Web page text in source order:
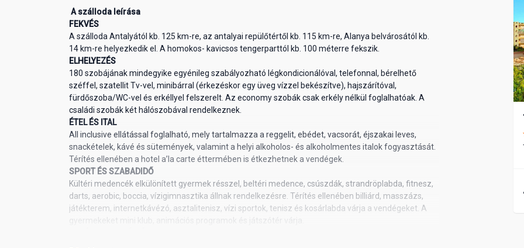
A szálloda leírása
FEKVÉS
A szálloda Antalyától kb. 125 km-re, az antalyai repülőtértől kb. 115 km-re, Alanya belvárosától kb.
14 km-re helyezkedik el. A homokos- kavicsos tengerparttól kb. 100 méterre fekszik.
ELHELYEZÉS
180 szobájának mindegyike egyénileg szabályozható légkondicionálóval, telefonnal, bérelhető
széffel, szatellit Tv-vel, minibárral (érkezéskor egy üveg vízzel bekészítve), hajszárítóval,
fürdőszoba/WC-vel és erkéllyel felszerelt. Az economy szobák csak erkély nélkül foglalhatóak. A
családi szobák két hálószobával rendelkeznek.
ÉTEL ÉS ITAL
All inclusive ellátással foglalható, mely tartalmazza a reggelit, ebédet, vacsorát, éjszakai leves,
snackételek, kávé és sütemények, valamint a helyi alkoholos- és alkoholmentes italok fogyasztását.
Térítés ellenében a hotel a’la carte éttermében is étkezhetnek a vendégek.
SPORT ÉS SZABADIDŐ
Kültéri medencék elkülönített gyermek résszel, beltéri medence, csúszdák, strandröplabda, fitnesz,
darts, aerobic, boccia, vízigimnasztika állnak rendelkezésre. Térítés ellenében billiárd, masszázs,
játékterem, internetkávézó, asztalitenisz, vízi sportok, tenisz és kosárlabda várja a vendégeket. A
gyermekeket mini klub, animációs programok és játszótér várja.